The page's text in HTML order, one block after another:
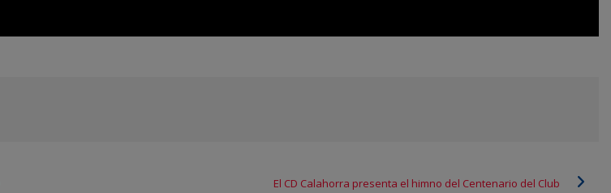
El CD Calahorra presenta el himno del Centenario del Club